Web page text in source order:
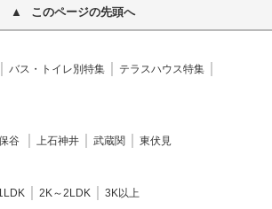
このページの先頭へ
バス・トイレ別特集
テラスハウス特集
谷 上石神井 武蔵関 東伏見
2K～2LDK 3K以上